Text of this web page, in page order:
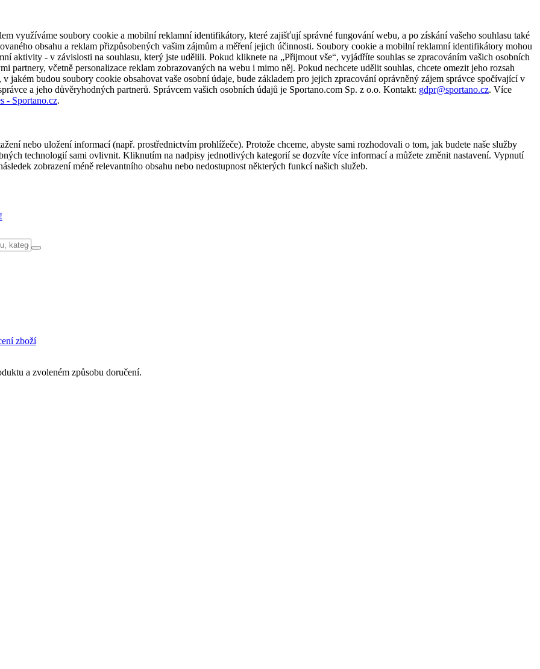
využíváme soubory cookie a mobilní reklamní identifikátory, které zajišťují správné fungování webu, a po získání vašeho souhlasu také
obsahu a reklam přizpůsobených vašim zájmům a měření jejich účinnosti. Soubory cookie a mobilní reklamní identifikátory mohou
aktivity - v závislosti na souhlasu, který jste udělili. Pokud kliknete na „Přijmout vše“, vyjádříte souhlas se zpracováním vašich osobních
včetně personalizace reklam zobrazovaných na webu i mimo něj. Pokud nechcete udělit souhlas, chcete omezit jeho rozsah
jakém budou soubory cookie obsahovat vaše osobní údaje, bude základem pro jejich zpracování oprávněný zájem správce spočívající v
a jeho důvěryhodných partnerů. Správcem vašich osobních údajů je Sportano.com Sp. z o.o. Kontakt: gdpr@sportano.cz. Více
- Sportano.cz.
nebo uložení informací (např. prostřednictvím prohlížeče). Protože chceme, abyste sami rozhodovali o tom, jak budete naše služby
technologií sami ovlivnit. Kliknutím na nadpisy jednotlivých kategorií se dozvíte více informací a můžete změnit nastavení. Vypnutí
zobrazení méně relevantního obsahu nebo nedostupnost některých funkcí našich služeb.
zboží
a zvoleném způsobu doručení.